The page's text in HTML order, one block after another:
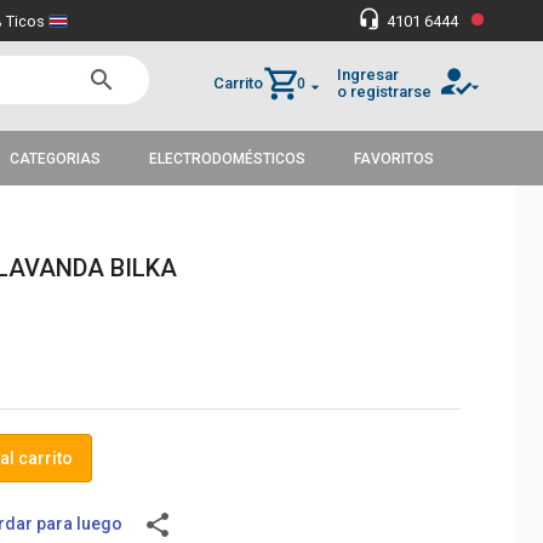
Ticos headset_mic 4101 6444 •
search Carritoshopping_cart0 arrow_drop_down
Ingresar
o registrarse how_to_reg
arrow_drop_down
CATEGORIAS ELECTRODOMÉSTICOS FAVORITOS
BILKA
carrito
para luego share